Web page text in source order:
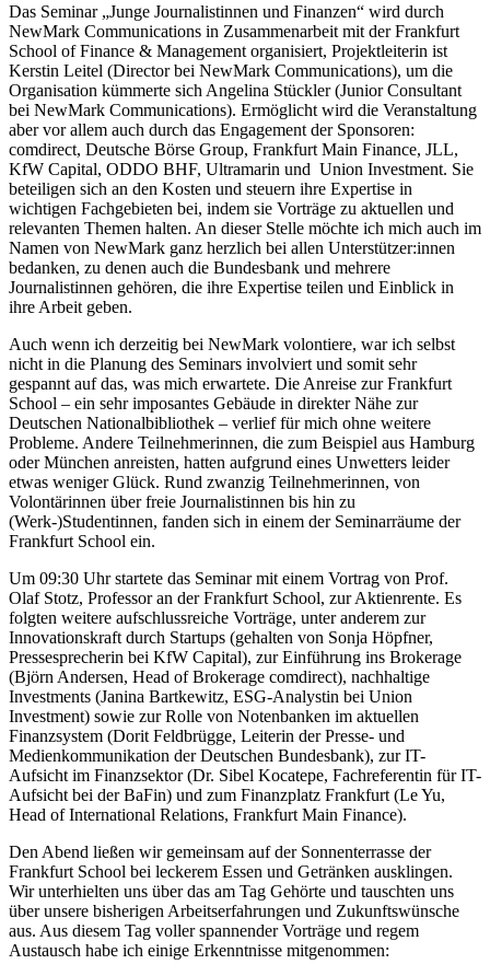
Das Seminar „Junge Journalistinnen und Finanzen“ wird durch
NewMark Communications in Zusammenarbeit mit der Frankfurt
School of Finance & Management organisiert, Projektleiterin ist
Kerstin Leitel (Director bei NewMark Communications), um die
Organisation kümmerte sich Angelina Stückler (Junior Consultant
bei NewMark Communications). Ermöglicht wird die Veranstaltung
aber vor allem auch durch das Engagement der Sponsoren:
comdirect, Deutsche Börse Group, Frankfurt Main Finance, JLL,
KfW Capital, ODDO BHF, Ultramarin und Union Investment. Sie
beteiligen sich an den Kosten und steuern ihre Expertise in
wichtigen Fachgebieten bei, indem sie Vorträge zu aktuellen und
relevanten Themen halten. An dieser Stelle möchte ich mich auch im
Namen von NewMark ganz herzlich bei allen Unterstützer:innen
bedanken, zu denen auch die Bundesbank und mehrere
Journalistinnen gehören, die ihre Expertise teilen und Einblick in
ihre Arbeit geben.
Auch wenn ich derzeitig bei NewMark volontiere, war ich selbst
nicht in die Planung des Seminars involviert und somit sehr
gespannt auf das, was mich erwartete. Die Anreise zur Frankfurt
School – ein sehr imposantes Gebäude in direkter Nähe zur
Deutschen Nationalbibliothek – verlief für mich ohne weitere
Probleme. Andere Teilnehmerinnen, die zum Beispiel aus Hamburg
oder München anreisten, hatten aufgrund eines Unwetters leider
etwas weniger Glück. Rund zwanzig Teilnehmerinnen, von
Volontärinnen über freie Journalistinnen bis hin zu
(Werk-)Studentinnen, fanden sich in einem der Seminarräume der
Frankfurt School ein.
Um 09:30 Uhr startete das Seminar mit einem Vortrag von Prof.
Olaf Stotz, Professor an der Frankfurt School, zur Aktienrente. Es
folgten weitere aufschlussreiche Vorträge, unter anderem zur
Innovationskraft durch Startups (gehalten von Sonja Höpfner,
Pressesprecherin bei KfW Capital), zur Einführung ins Brokerage
(Björn Andersen, Head of Brokerage comdirect), nachhaltige
Investments (Janina Bartkewitz, ESG-Analystin bei Union
Investment) sowie zur Rolle von Notenbanken im aktuellen
Finanzsystem (Dorit Feldbrügge, Leiterin der Presse- und
Medienkommunikation der Deutschen Bundesbank), zur IT-
Aufsicht im Finanzsektor (Dr. Sibel Kocatepe, Fachreferentin für IT-
Aufsicht bei der BaFin) und zum Finanzplatz Frankfurt (Le Yu,
Head of International Relations, Frankfurt Main Finance).
Den Abend ließen wir gemeinsam auf der Sonnenterrasse der
Frankfurt School bei leckerem Essen und Getränken ausklingen.
Wir unterhielten uns über das am Tag Gehörte und tauschten uns
über unsere bisherigen Arbeitserfahrungen und Zukunftswünsche
aus. Aus diesem Tag voller spannender Vorträge und regem
Austausch habe ich einige Erkenntnisse mitgenommen: